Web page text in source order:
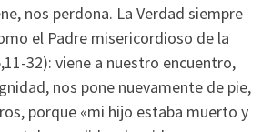
nos perdona. La Verdad siempre
el Padre misericordioso de la
32): viene a nuestro encuentro,
nos pone nuevamente de pie,
porque «mi hijo estaba muerto y